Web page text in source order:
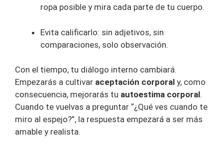
ropa posible y mira cada parte de tu cuerpo.
Evita calificarlo: sin adjetivos, sin
comparaciones, solo observación.
Con el tiempo, tu diálogo interno cambiará.
Empezarás a cultivar aceptación corporal y, como
consecuencia, mejorarás tu autoestima corporal.
Cuando te vuelvas a preguntar “¿Qué ves cuando te
miro al espejo?”, la respuesta empezará a ser más
amable y realista.